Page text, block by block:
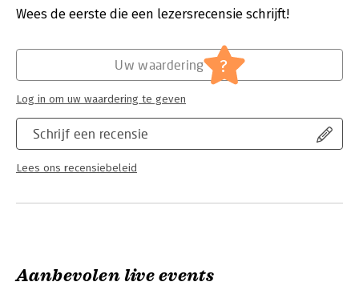
Wees de eerste die een lezersrecensie schrijft!
Schrijf een recensie
Lees ons recensiebeleid
Uw waardering ?
Log in om uw waardering te geven
Aanbevolen live events